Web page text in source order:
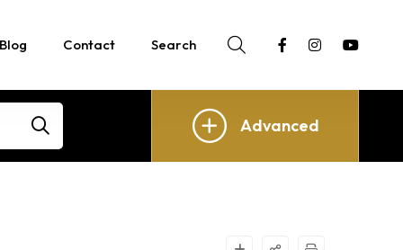
Blog Contact Search
Advanced